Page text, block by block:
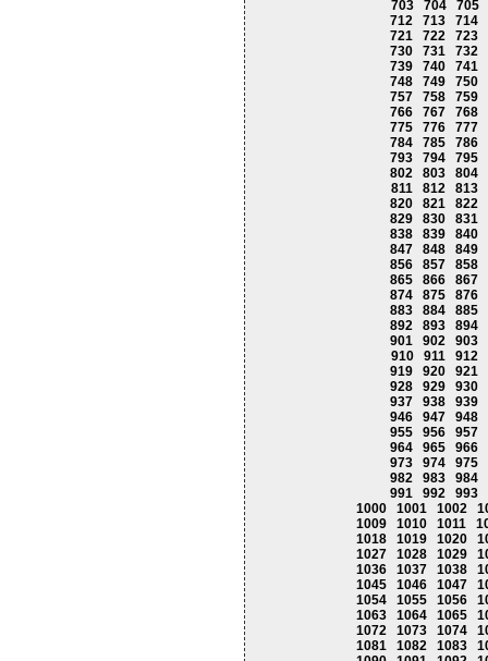
703
704
705
712
713
714
721
722
723
730
731
732
739
740
741
748
749
750
757
758
759
766
767
768
775
776
777
784
785
786
793
794
795
802
803
804
811
812 813
820
821
822
829
830
831
838
839
840
847
848
849
856
857
858
865
866
867
874
875
876
883
884
885
892
893
894
901
902
903
910
911 912
919
920
921
928
929
930
937
938
939
946
947
948
955
956
957
964
965
966
973
974
975
982
983
984
991
992
993
1000
1001 1002
1009
1010 1011
1018
1019 1020
1027
1028 1029
1036
1037 1038
1045
1046 1047
1054
1055 1056
1063
1064 1065
1072
1073 1074
1081
1082 1083